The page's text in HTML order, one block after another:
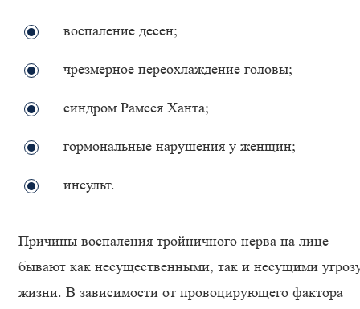
воспаление десен;
чрезмерное переохлаждение головы;
синдром Рамсея Ханта;
гормональные нарушения у женщин;
инсульт.
Причины воспаления тройничного нерва на лице
бывают как несущественными, так и несущими
жизни. В зависимости от провоцирующего фактора